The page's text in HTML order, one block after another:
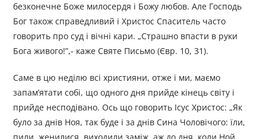
безконечне Боже милосердя і Божу любов. Але Господь
Бог також справедливий і Христос Спаситель часто
говорить про суд і вічні кари. „Страшно впасти в руки
Бога живого!”,- каже Святе Письмо (Євр. 10, 31).
Саме в цю неділю всі християни, отже і ми, маємо
запам’ятати собі, що одного дня прийде кінець світу і
прийде несподівано. Ось що говорить Ісус Христос: „Як
було за днів Ноя, так буде і за днів Сина Чоловічого: їли,